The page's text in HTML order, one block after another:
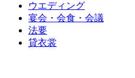
ウエディング
宴会・会食・会議
法要
貸衣裳